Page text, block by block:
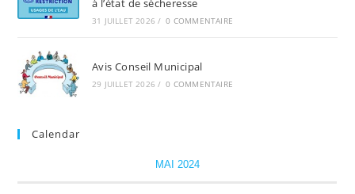
31 JUILLET 2026 / 0 COMMENTAIRE
Avis Conseil Municipal
29 JUILLET 2026 / 0 COMMENTAIRE
Calendar
MAI 2024